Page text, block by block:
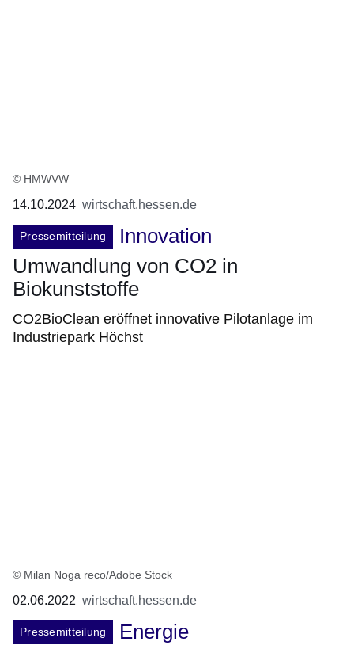
© HMWVW
14.10.2024 wirtschaft.hessen.de
Pressemitteilung
Innovation
Umwandlung von CO2 in
Biokunststoffe
CO2BioClean eröffnet innovative Pilotanlage im
Industriepark Höchst
© Milan Noga reco/Adobe Stock
02.06.2022 wirtschaft.hessen.de
Pressemitteilung
Energie